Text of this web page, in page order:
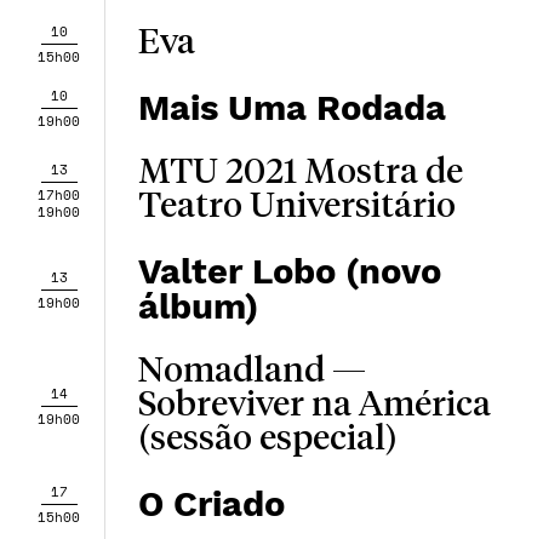
10
15h00
Eva
10
19h00
Mais Uma Rodada
13
17h00
19h00
MTU 2021 Mostra de
Teatro Universitário
13
19h00
Valter Lobo (novo
álbum)
14
19h00
Nomadland —
Sobreviver na América
(sessão especial)
17
15h00
O Criado